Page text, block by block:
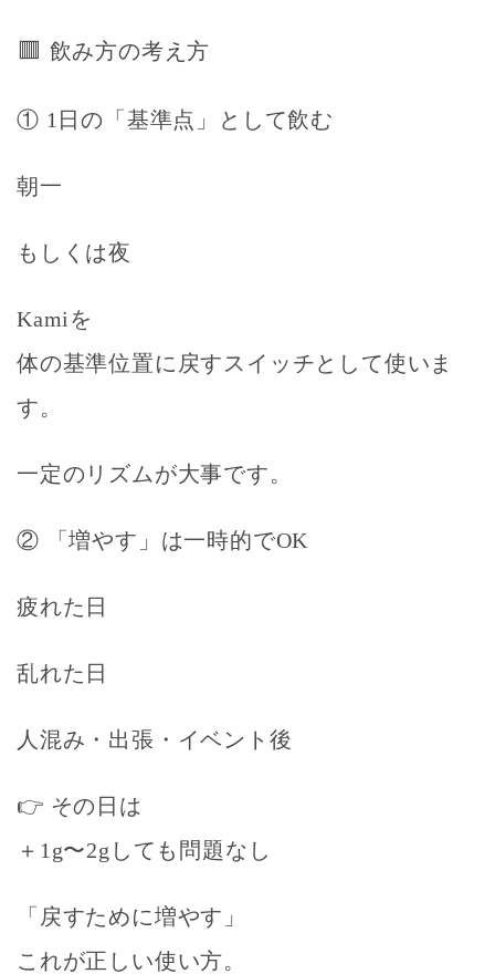
🟥 飲み方の考え方
① 1日の「基準点」として飲む
朝一
もしくは夜
Kamiを
体の基準位置に戻すスイッチとして使いま
す。
一定のリズムが大事です。
② 「増やす」は一時的でOK
疲れた日
乱れた日
人混み・出張・イベント後
👉 その日は
＋1g〜2gしても問題なし
「戻すために増やす」
これが正しい使い方。